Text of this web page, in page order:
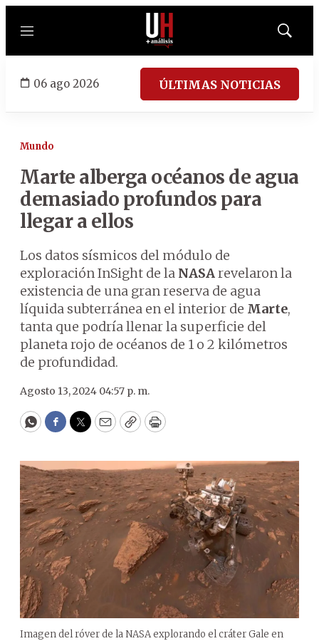
Menú
Mostrar
06 ago 2026 ÚLTIMAS NOTICIAS
Mundo
Marte alberga océanos de agua
demasiado profundos para
llegar a ellos
Los datos sísmicos del módulo de
exploración InSight de la NASArevelaron la
existencia de una gran reserva de agua
líquida subterránea en el interior de Marte,
tanta que podría llenar la superficie del
planeta rojo de océanos de 1 o 2 kilómetros
de profundidad.
Agosto 13, 2024 04:57 p. m.
WhatsApp
Facebook
Twitter
EmailCopyPrint
Imagen del róver de la NASA explorando el cráter Gale en